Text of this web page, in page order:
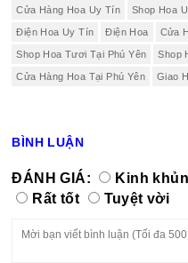
Cửa Hàng Hoa Uy Tín Shop Hoa
Điện Hoa Uy Tín Điện Hoa Cửa
Shop Hoa Tươi Tại Phú Yên Shop
Cửa Hàng Hoa Tại Phú Yên Giao
BÌNH LUẬN
ĐÁNH GIÁ: Kinh
Rất tốt
Tuyệt vời